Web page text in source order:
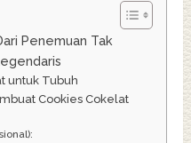
Penemuan Tak
untuk Tubuh
Cookies Cokelat